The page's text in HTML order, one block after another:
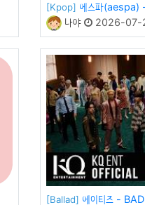
[Kpop] 에스파
나야
2026-07-
[Ballad] 에이티즈 - BAD